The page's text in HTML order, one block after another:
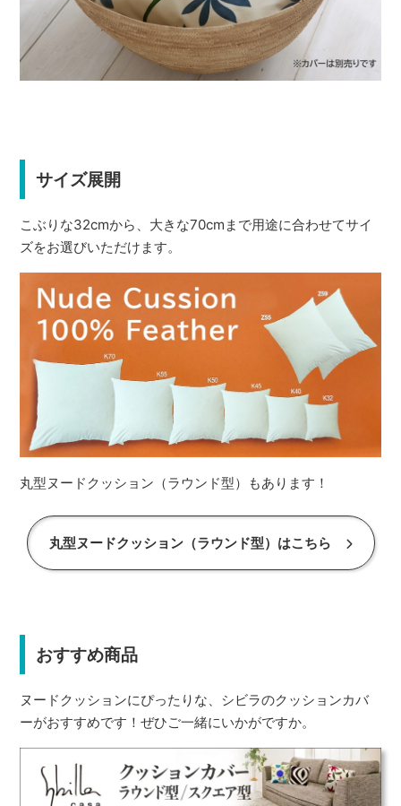
サイズ展開
こぶりな32cmから、大きな70cmまで用途に合わせてサイ
ズをお選びいただけます。
丸型ヌードクッション（ラウンド型）もあります！
丸型ヌードクッション（ラウンド型）はこちら
おすすめ商品
ヌードクッションにぴったりな、シビラのクッションカバ
ーがおすすめです！ぜひご一緒にいかがですか。